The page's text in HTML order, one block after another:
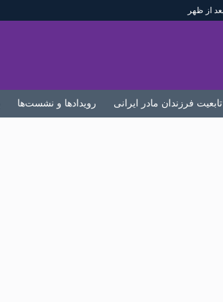
تابعیت فرزندان مادر ایرانی رویدادها و نشست‌ها